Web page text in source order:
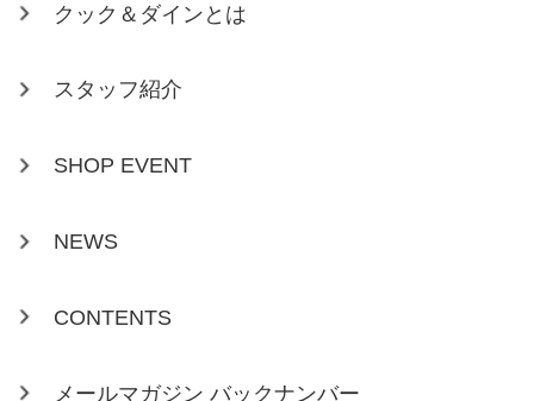
クック＆ダインとは
スタッフ紹介
SHOP EVENT
NEWS
CONTENTS
メールマガジン バックナンバー